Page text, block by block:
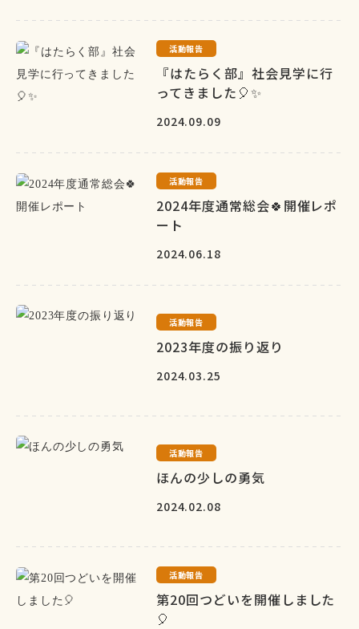
活動報告
『はたらく部』社会見学に行
ってきました🎈✨
2024.09.09
活動報告
2024年度通常総会🍀開催レポ
ート
2024.06.18
活動報告
2023年度の振り返り
2024.03.25
活動報告
ほんの少しの勇気
2024.02.08
活動報告
第20回つどいを開催しました
🎈